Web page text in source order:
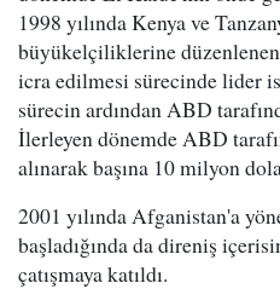
1998 yılında Kenya ve
büyükelçiliklerine düzenlenen
icra edilmesi sürecinde lider
sürecin ardından ABD
İlerleyen dönemde ABD
alınarak başına 10 milyon
2001 yılında Afganistan'a
başladığında da direniş
çatışmaya katıldı.